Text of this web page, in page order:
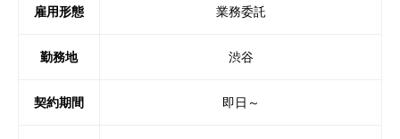
雇用形態 業務委託
勤務地 渋谷
契約期間 即日～